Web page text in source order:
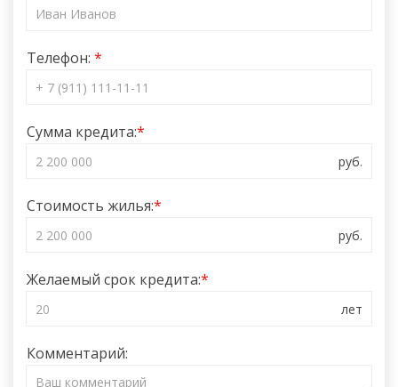
Телефон:
Сумма кредита:
Стоимость жилья:
Желаемый срок кредита:
Комментарий: